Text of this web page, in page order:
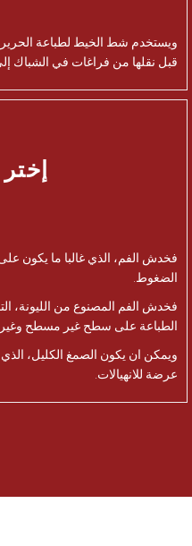
ويستخدم شط الخيط لطباعة
قبل نقلها من فراغات في الشباك
فخدش الفم، الذي غالبا ما يكون
الضغوط.
فخدش الفم المصنوع من الليونة،
الطباعة على سطح غير مسطح
ويمكن ان يكون الصمغ الكليل،
عرضة للانهيالات.